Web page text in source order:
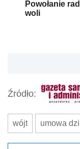
Powołanie
woli
Źródło:
wójt umowa